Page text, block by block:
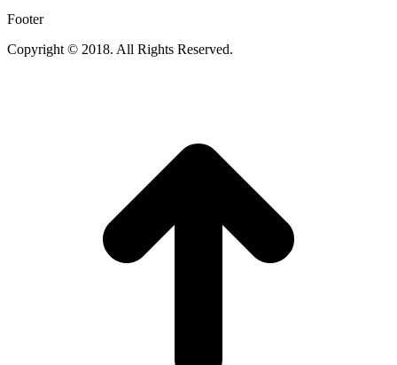
Footer
Copyright © 2018. All Rights Reserved.